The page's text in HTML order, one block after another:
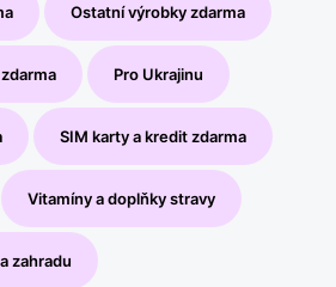
Ostatní výrobky zdarma
Pro Ukrajinu
SIM karty a kredit zdarma
Vitamíny a doplňky stravy
zahradu